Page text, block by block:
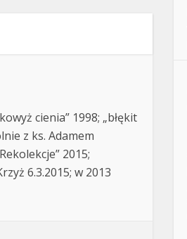
cienia” 1998; „błękit
z ks. Adamem
2015;
6.3.2015; w 2013